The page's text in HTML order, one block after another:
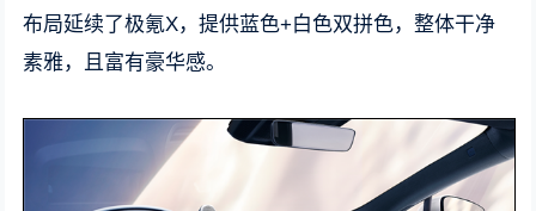
布局延续了极氪X，提供蓝色+白色双拼色，整体干净
素雅，且富有豪华感。